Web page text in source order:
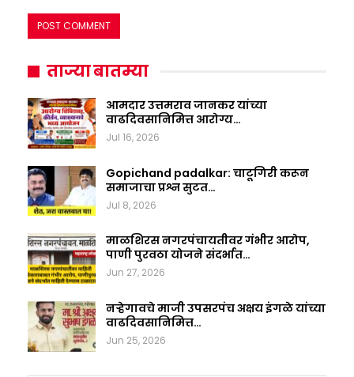
ताज्या बातम्या
आमदार उत्तमराव जानकर यांच्या
वाढदिवसानिमित्त आरोग्य…
Jul 16, 2026
Gopichand padalkar: चाटूगिरी करून
समाजाचा प्रश्न सुटत…
Jul 8, 2026
माळशिरस नगरपंचायतीवर गंभीर आरोप,
पाणी पुरवठा योजने संदर्भात…
Jun 27, 2026
नऱ्हेगावचे माजी उपसरपंच अक्षय इंगळे यांच्या
वाढदिवसानिमित्त…
Jun 25, 2026